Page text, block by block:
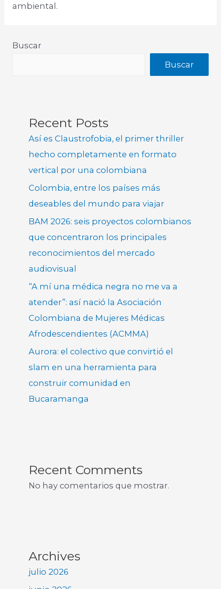
ambiental.​
Buscar
Buscar
Recent Posts
Así es Claustrofobia, el primer thriller
hecho completamente en formato
vertical por una colombiana
Colombia, entre los países más
deseables del mundo para viajar
BAM 2026: seis proyectos colombianos
que concentraron los principales
reconocimientos del mercado
audiovisual
“A mí una médica negra no me va a
atender”: así nació la Asociación
Colombiana de Mujeres Médicas
Afrodescendientes (ACMMA)
Aurora: el colectivo que convirtió el
slam en una herramienta para
construir comunidad en
Bucaramanga
Recent Comments
No hay comentarios que mostrar.
Archives
julio 2026